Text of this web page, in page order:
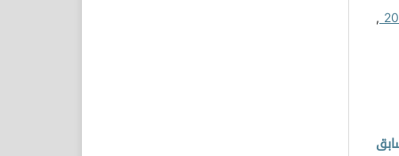
,